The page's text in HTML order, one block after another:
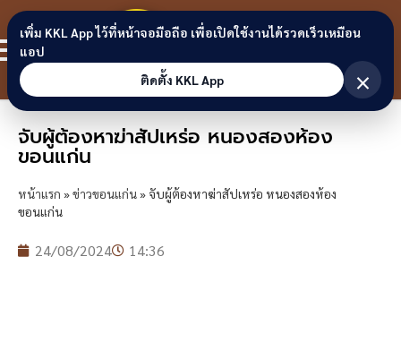
Skip to content
ขอนแก่น
ลิงก์
จับผู้ต้องหาฆ่าสัปเหร่อ หนองสองห้อง
ขอนแก่น
หน้าแรก »ข่าวขอนแก่น» จับผู้ต้องหาฆ่าสัปเหร่อ หนองสองห้อง
ขอนแก่น
24/08/2024 14:36
เพิ่ม KKL App ไว้ที่หน้าจอมือถือ เพื่อเปิดใช้งานได้รวดเร็วเหมือน
แอป
ติดตั้ง KKL App
×